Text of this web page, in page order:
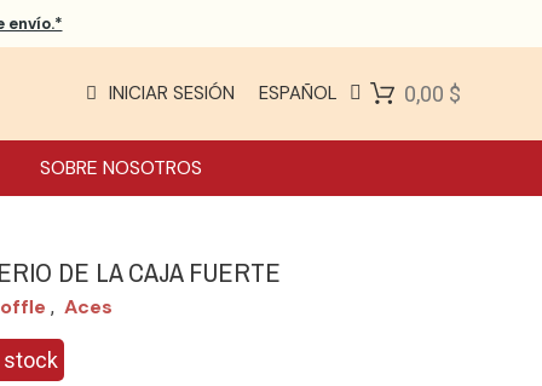
envío.*
INICIAR SESIÓN ESPAÑOL 0,00 $
SOBRE NOSOTROS
DE LA CAJA FUERTE
, Aces
stock